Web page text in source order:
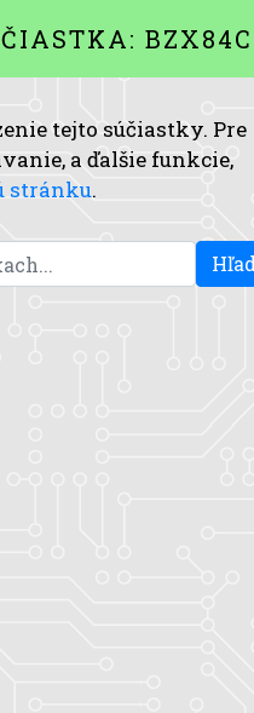
tejto súčiastky. Pre
a ďalšie funkcie,
stránku.